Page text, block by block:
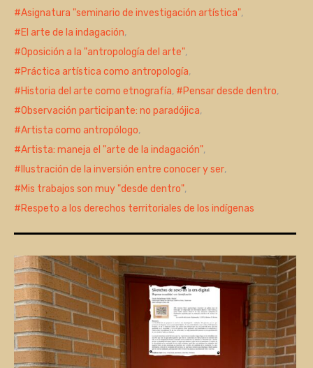
Asignatura "seminario de investigación artística",
El arte de la indagación,
Oposición a la "antropología del arte",
Práctica artística como antropología,
Historia del arte como etnografía, Pensar desde dentro,
Observación participante: no paradójica,
Artista como antropólogo,
Artista: maneja el "arte de la indagación",
Ilustración de la inversión entre conocer y ser,
Mis trabajos son muy "desde dentro",
Respeto a los derechos territoriales de los indígenas